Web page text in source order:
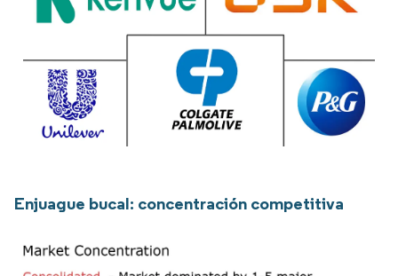
Enjuague bucal: concentración competitiva